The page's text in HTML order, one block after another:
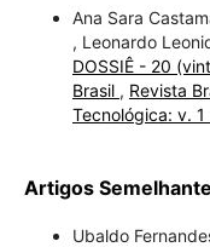
Ana Sara
, Leonardo
DOSSIÊ - 20
Brasil , Revista
Tecnológica: v.
Artigos
Ubaldo